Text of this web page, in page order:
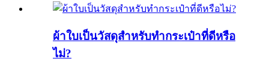
ผ้าใบเป็นวัสดุสำหรับทำกระเป๋าที่ดีหรือ
ไม่?